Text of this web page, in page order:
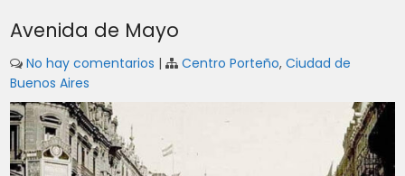
Avenida de Mayo
No hay comentarios | Centro Porteño,Ciudad de
Buenos Aires